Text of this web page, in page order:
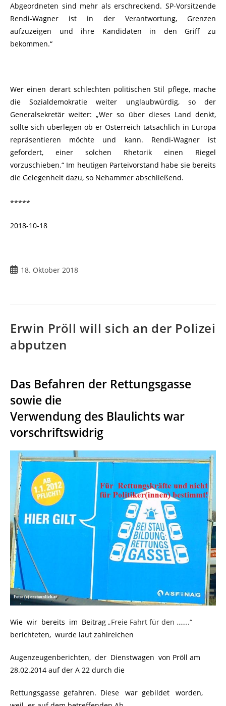
Abgeordneten sind mehr als erschreckend. SP-Vorsitzende
Rendi-Wagner ist in der Verantwortung, Grenzen
aufzuzeigen und ihre Kandidaten in den Griff zu
bekommen.“
Wer einen derart schlechten politischen Stil pflege, mache
die Sozialdemokratie weiter unglaubwürdig, so der
Generalsekretär weiter: „Wer so über dieses Land denkt,
sollte sich überlegen ob er Österreich tatsächlich in Europa
repräsentieren möchte und kann. Rendi-Wagner ist
gefordert, einer solchen Rhetorik einen Riegel
vorzuschieben.“ Im heutigen Parteivorstand habe sie bereits
die Gelegenheit dazu, so Nehammer abschließend.
*****
2018-10-18
Beitrag18. Oktober 2018
Erwin Pröll will sich an der Polizei
abputzen
Das Befahren der Rettungsgasse
sowie die
Verwendung des Blaulichts war
vorschriftswidrig
Wie wir bereits im Beitrag „Freie Fahrt für den …….“
berichteten, wurde laut zahlreichen
Augenzeugenberichten, der Dienstwagen von Pröll am
28.02.2014 auf der A 22 durch die
Rettungsgasse gefahren. Diese war gebildet worden,